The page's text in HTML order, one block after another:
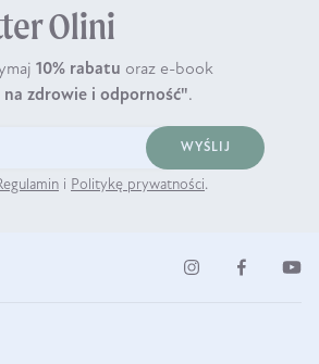
Olini
10% rabatu oraz e-book
na zdrowie i odporność".
WYŚLIJ
i Politykę prywatności.